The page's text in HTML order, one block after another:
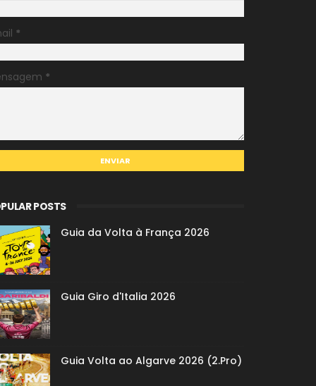
*
*
POSTS
Guia da Volta à França 2026
Guia Giro d'Italia 2026
Guia Volta ao Algarve 2026 (2.Pro)